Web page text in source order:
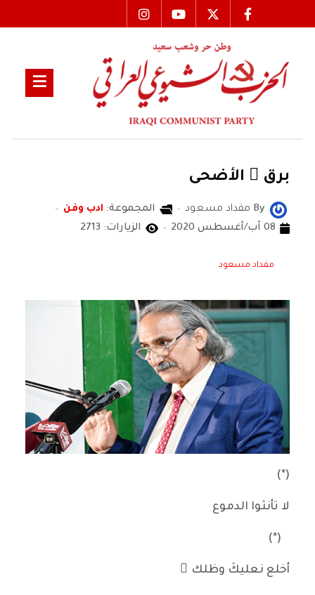
برق ُ الأضحى
By مقداد مسعود المجموعة: ادب وفن
08 آب/أغسطس 2020
الزيارات: 2713
مقداد مسعود
(*)
لا تأنثوا الدموع
(*)
أخلع نعليكَ وظلك َ